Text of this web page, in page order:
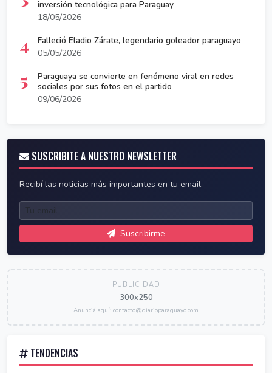
inversión tecnológica para Paraguay
18/05/2026
4
Falleció Eladio Zárate, legendario goleador paraguayo
05/05/2026
5
Paraguaya se convierte en fenómeno viral en redes
sociales por sus fotos en el partido
09/06/2026
SUSCRIBITE A NUESTRO NEWSLETTER
Recibí las noticias más importantes en tu email.
Suscribirme
PUBLICIDAD
300x250
Anunciá aquí: contacto@diarioparaguayo.com
TENDENCIAS